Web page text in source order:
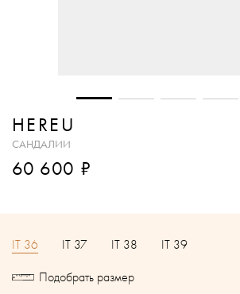
HEREU
САНДАЛИИ
60 600 ₽
IT 36 IT 37 IT 38
IT 39
Подобрать размер